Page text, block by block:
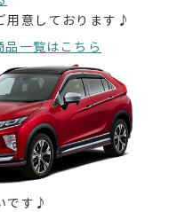
用意しております♪
一覧はこちら
です♪